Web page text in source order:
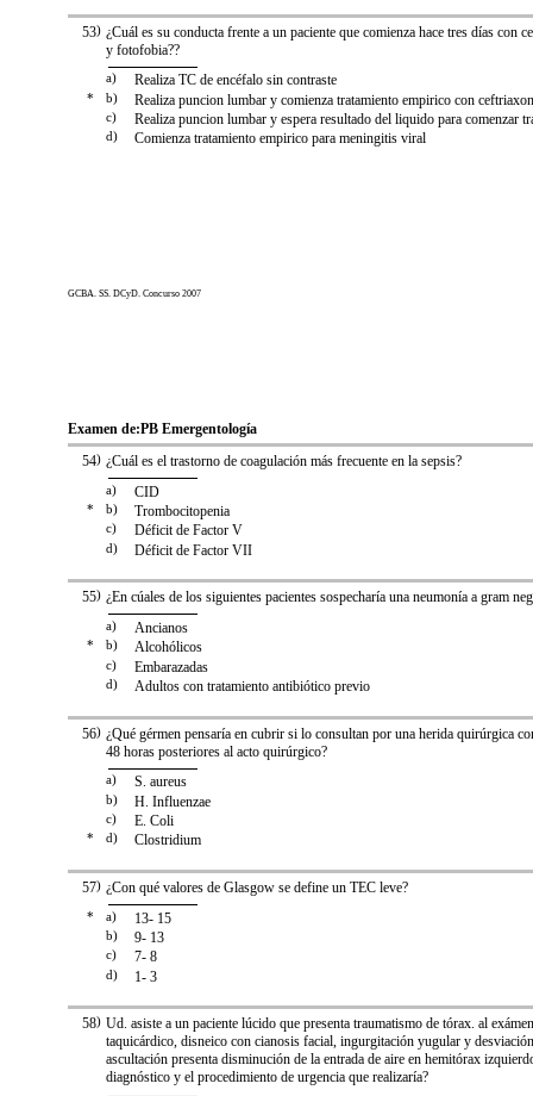
)
53 ¿Cuál es su conducta frente a un paciente que comienza hace tres días con
y fotofobia??
a) Realiza TC de encéfalo sin contraste
* b) Realiza puncion lumbar y comienza tratamiento empirico con
c) Realiza puncion lumbar y espera resultado del liquido para comenzar
d) Comienza tratamiento empirico para meningitis viral
GCBA. SS. DCyD. Concurso 2007
Examen de:PB Emergentología
)
54 ¿Cuál es el trastorno de coagulación más frecuente en la sepsis?
a) CID
* b) Trombocitopenia
c) Déficit de Factor V
d) Déficit de Factor VII
)
55 ¿En cúales de los siguientes pacientes sospecharía una neumonía a gram
a) Ancianos
* b) Alcohólicos
c) Embarazadas
d) Adultos con tratamiento antibiótico previo
)
56 ¿Qué gérmen pensaría en cubrir si lo consultan por una herida quirúrgica
48 horas posteriores al acto quirúrgico?
a) S. aureus
b) H. Influenzae
c) E. Coli
* d) Clostridium
)
57 ¿Con qué valores de Glasgow se define un TEC leve?
* a) 13- 15
b) 9- 13
c) 7- 8
d) 1- 3
)
58 Ud. asiste a un paciente lúcido que presenta traumatismo de tórax. al
taquicárdico, disneico con cianosis facial, ingurgitación yugular y
ascultación presenta disminución de la entrada de aire en hemitórax
diagnóstico y el procedimiento de urgencia que realizaría?